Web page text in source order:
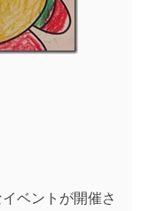
ベントが開催さ